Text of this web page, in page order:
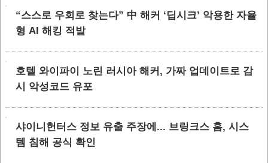
“스스로 우회로 찾는다” 中 해커 ‘딥시크’ 악용한 자율
형 AI 해킹 적발
호텔 와이파이 노린 러시아 해커, 가짜 업데이트로 감
시 악성코드 유포
샤이니헌터스 정보 유출 주장에... 브링크스 홈, 시스
템 침해 공식 확인